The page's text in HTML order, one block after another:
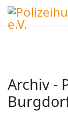
Archiv -